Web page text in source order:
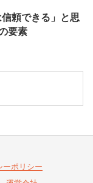
頼できる」と思
要素
ーポリシー